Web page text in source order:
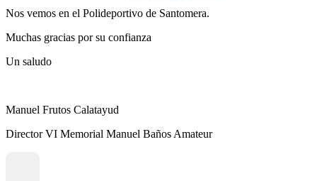
Nos vemos en el Polideportivo de Santomera.
Muchas gracias por su confianza
Un saludo
Manuel Frutos Calatayud
Director VI Memorial Manuel Baños Amateur